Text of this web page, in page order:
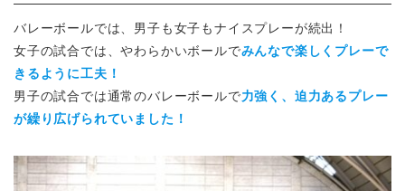
バレーボールでは、男子も女子もナイスプレーが続出！
女子の試合では、やわらかいボールでみんなで楽しくプレーで
きるように工夫！
男子の試合では通常のバレーボールで力強く、迫力あるプレー
が繰り広げられていました！